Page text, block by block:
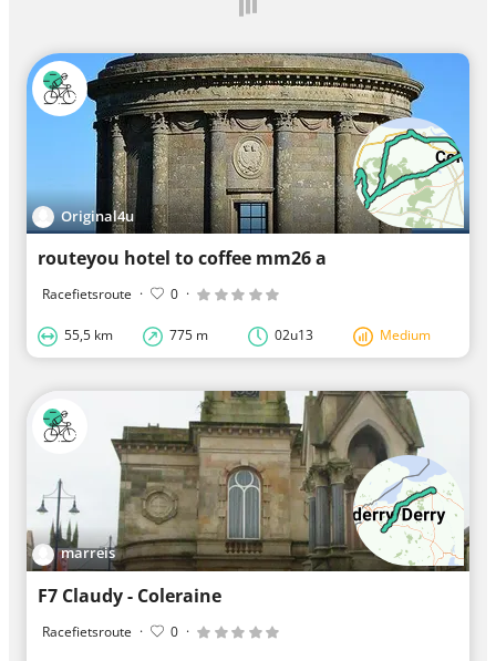
Original4u
routeyou hotel to coffee mm26 a
Racefietsroute · 0 ·
55,5 km 775 m 02u13 Medium
marreis
F7 Claudy - Coleraine
Racefietsroute · 0 ·